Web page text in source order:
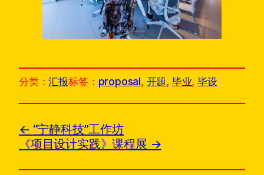
分类：汇报标签： proposal, 开题, 毕业, 毕设
“宁静科技”工作坊
《项目设计实践》课程展